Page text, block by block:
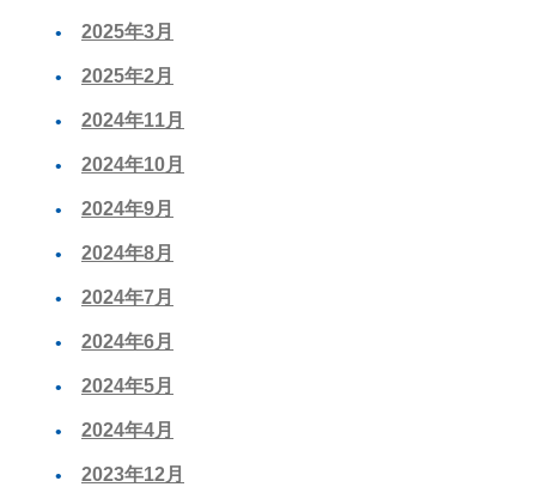
2025年3月
2025年2月
2024年11月
2024年10月
2024年9月
2024年8月
2024年7月
2024年6月
2024年5月
2024年4月
2023年12月